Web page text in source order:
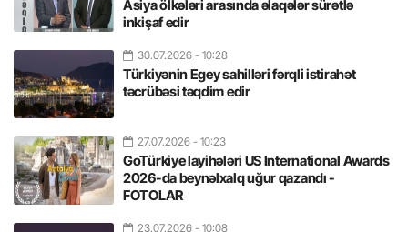
Asiya ölkələri arasında əlaqələr sürətlə
inkişaf edir
30.07.2026 - 10:28
Türkiyənin Egey sahilləri fərqli istirahət
təcrübəsi təqdim edir
27.07.2026 - 10:23
GoTürkiye layihələri US International Awards
2026-da beynəlxalq uğur qazandı -
FOTOLAR
23.07.2026 - 10:08